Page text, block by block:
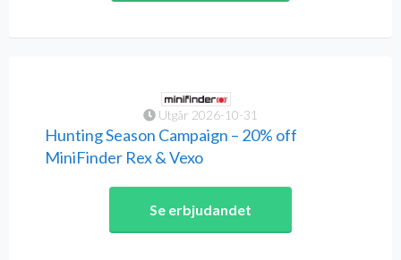
Utgår 2026-10-31
Hunting Season Campaign – 20% off
MiniFinder Rex & Vexo
Se erbjudandet